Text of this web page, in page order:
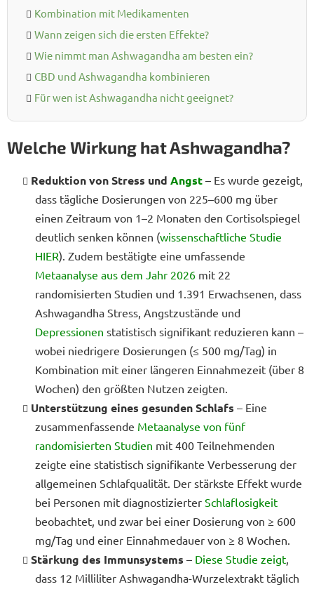
Kombination mit Medikamenten
Wann zeigen sich die ersten Effekte?
Wie nimmt man Ashwagandha am besten ein?
CBD und Ashwagandha kombinieren
Für wen ist Ashwagandha nicht geeignet?
Welche Wirkung hat Ashwagandha?
Reduktion von Stress und Angst – Es wurde gezeigt,
dass tägliche Dosierungen von 225–600 mg über
einen Zeitraum von 1–2 Monaten den Cortisolspiegel
deutlich senken können (wissenschaftliche Studie
HIER). Zudem bestätigte eine umfassende
Metaanalyse aus dem Jahr 2026 mit 22
randomisierten Studien und 1.391 Erwachsenen, dass
Ashwagandha Stress, Angstzustände und
Depressionen statistisch signifikant reduzieren kann –
wobei niedrigere Dosierungen (≤ 500 mg/Tag) in
Kombination mit einer längeren Einnahmezeit (über 8
Wochen) den größten Nutzen zeigten.
Unterstützung eines gesunden Schlafs – Eine
zusammenfassende Metaanalyse von fünf
randomisierten Studien mit 400 Teilnehmenden
zeigte eine statistisch signifikante Verbesserung der
allgemeinen Schlafqualität. Der stärkste Effekt wurde
bei Personen mit diagnostizierter Schlaflosigkeit
beobachtet, und zwar bei einer Dosierung von ≥ 600
mg/Tag und einer Einnahmedauer von ≥ 8 Wochen.
Stärkung des Immunsystems – Diese Studie zeigt,
dass 12 Milliliter Ashwagandha-Wurzelextrakt täglich